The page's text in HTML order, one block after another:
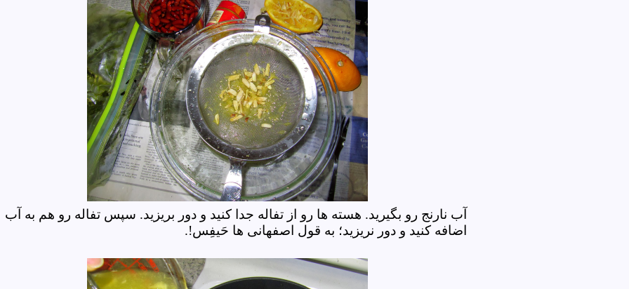
آب نارنج رو بگیرید. هسته ها رو از تفاله جدا کنید و دور بریزید. سپس تفاله رو هم به آب
اضافه کنید و دور نریزید؛ به قول اصفهانی ها حَیفِس!
.